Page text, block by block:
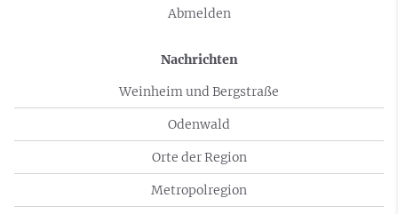
Abmelden
Nachrichten
Weinheim und Bergstraße
Odenwald
Orte der Region
Metropolregion